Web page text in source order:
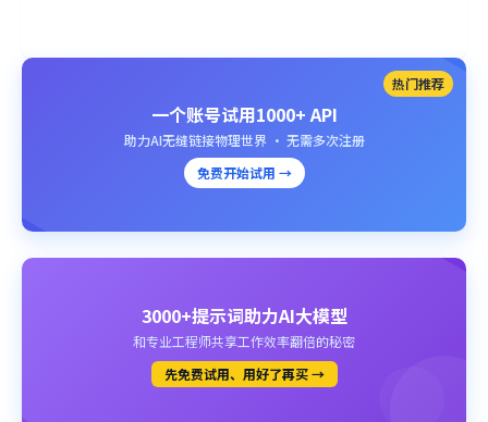
热门推荐
一个账号试用1000+ API
助力AI无缝链接物理世界 · 无需多次注册
免费开始试用 →
3000+提示词助力AI大模型
和专业工程师共享工作效率翻倍的秘密
先免费试用、用好了再买 →